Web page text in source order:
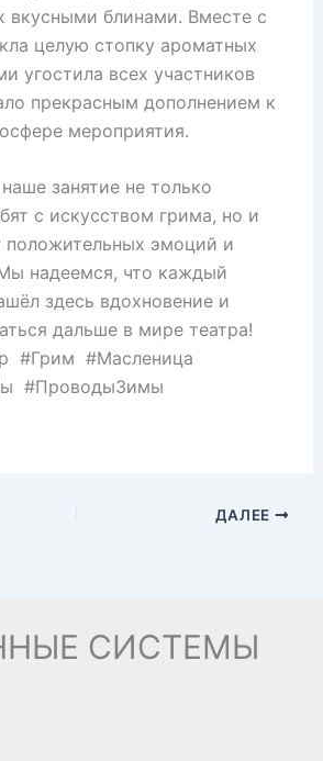
вкусными блинами. Вместе с
целую стопку ароматных
угостила всех участников
прекрасным дополнением к
мероприятия.
занятие не только
с искусством грима, но и
положительных эмоций и
надеемся, что каждый
здесь вдохновение и
дальше в мире театра!
#Грим #Масленица
#ПроводыЗимы
ДАЛЕЕ
СИСТЕМЫ